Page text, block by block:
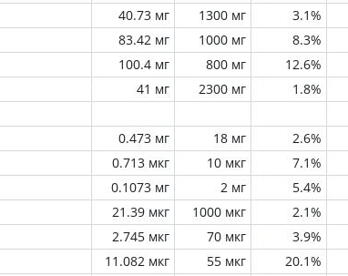
40.73 мг 1300 мг 3.1%
83.42 мг 1000 мг 8.3%
100.4 мг 800 мг 12.6%
41 мг 2300 мг 1.8%
0.473 мг 18 мг 2.6%
0.713 мкг 10 мкг 7.1%
0.1073 мг 2 мг 5.4%
21.39 мкг 1000 мкг 2.1%
2.745 мкг 70 мкг 3.9%
11.082 мкг 55 мкг 20.1%